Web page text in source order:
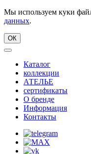
Мы используем куки
данных.
ОК
Каталог
коллекции
АТЕЛЬЕ
сертификаты
О бренде
Информация
Контакты